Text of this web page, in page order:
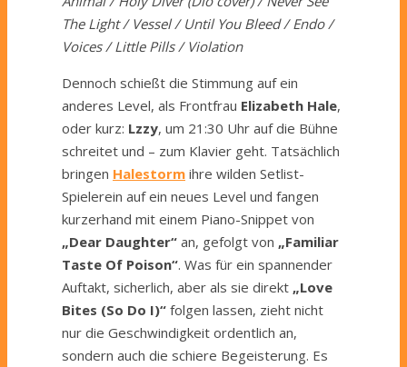
The Light / Vessel / Until You Bleed / Endo /
Voices / Little Pills / Violation
Dennoch schießt die Stimmung auf ein
anderes Level, als Frontfrau Elizabeth Hale,
oder kurz: Lzzy, um 21:30 Uhr auf die Bühne
schreitet und – zum Klavier geht. Tatsächlich
bringen Halestorm ihre wilden Setlist-
Spielerein auf ein neues Level und fangen
kurzerhand mit einem Piano-Snippet von
„Dear Daughter“ an, gefolgt von „Familiar
Taste Of Poison“. Was für ein spannender
Auftakt, sicherlich, aber als sie direkt „Love
Bites (So Do I)“ folgen lassen, zieht nicht
nur die Geschwindigkeit ordentlich an,
sondern auch die schiere Begeisterung. Es